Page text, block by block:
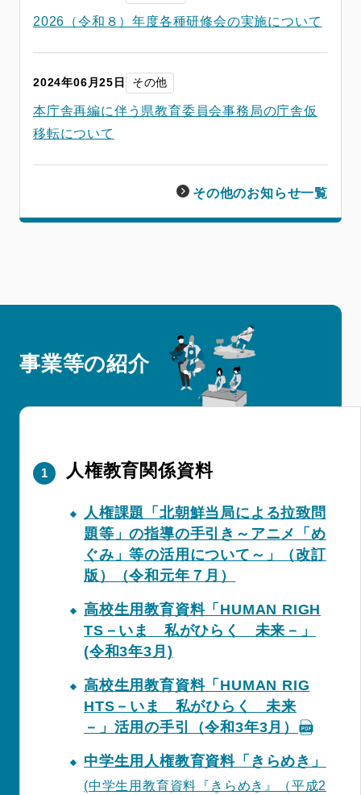
2026（令和８）年度各種研修会の実施について
2024年06月25日 その他
本庁舎再編に伴う県教育委員会事務局の庁舎仮
移転について
その他のお知らせ一覧
事業等の紹介
人権教育関係資料
人権課題「北朝鮮当局による拉致問
題等」の指導の手引き～アニメ「め
ぐみ」等の活用について～」（改訂
版）（令和元年７月）
高校生用教育資料「HUMAN RIGH
TS－いま 私がひらく 未来－」
(令和3年3月)
高校生用教育資料「HUMAN RIG
HTS－いま 私がひらく 未来
－」活用の手引（令和3年3月）
中学生用人権教育資料「きらめき」
(中学生用教育資料『きらめき』（平成2